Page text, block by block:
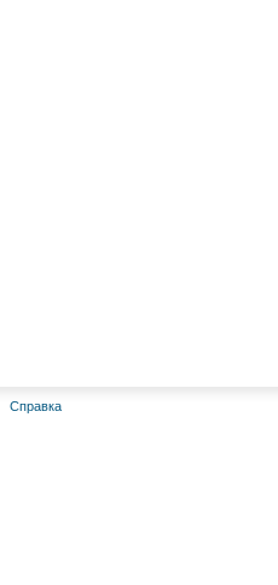
Справка